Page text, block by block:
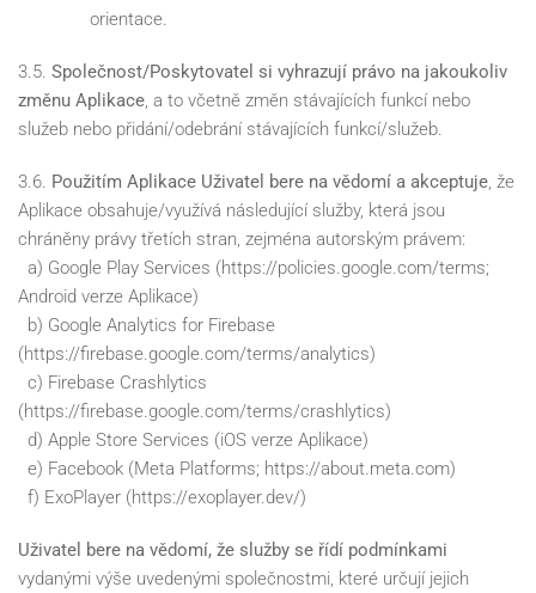
orientace.
3.5. Společnost/Poskytovatel si vyhrazují právo na jakoukoliv
změnu Aplikace, a to včetně změn stávajících funkcí nebo
služeb nebo přidání/odebrání stávajících funkcí/služeb.
3.6. Použitím Aplikace Uživatel bere na vědomí a akceptuje, že
Aplikace obsahuje/využívá následující služby, která jsou
chráněny právy třetích stran, zejména autorským právem:
a) Google Play Services (https://policies.google.com/terms;
Android verze Aplikace)
b) Google Analytics for Firebase
(https://firebase.google.com/terms/analytics)
c) Firebase Crashlytics
(https://firebase.google.com/terms/crashlytics)
d) Apple Store Services (iOS verze Aplikace)
e) Facebook (Meta Platforms; https://about.meta.com)
f) ExoPlayer (https://exoplayer.dev/)
Uživatel bere na vědomí, že služby se řídí podmínkami
vydanými výše uvedenými společnostmi, které určují jejich